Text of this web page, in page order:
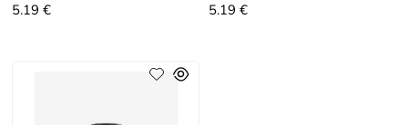
5.19 €
5.19 €